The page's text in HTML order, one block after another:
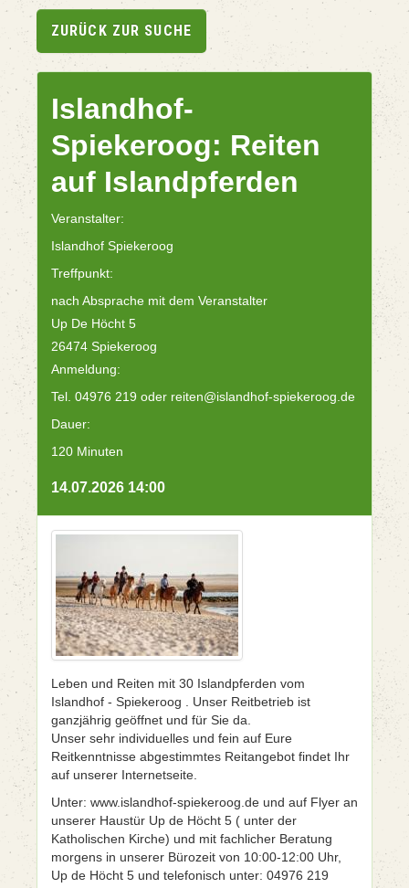
ZURÜCK ZUR SUCHE
Islandhof-
Spiekeroog: Reiten
auf Islandpferden
Veranstalter:
Islandhof Spiekeroog
Treffpunkt:
nach Absprache mit dem Veranstalter
Up De Höcht 5
26474 Spiekeroog
Anmeldung:
Tel. 04976 219 oder reiten@islandhof-spiekeroog.de
Dauer:
120 Minuten
14.07.2026 14:00
Leben und Reiten mit 30 Islandpferden vom
Islandhof - Spiekeroog . Unser Reitbetrieb ist
ganzjährig geöffnet und für Sie da.
Unser sehr individuelles und fein auf Eure
Reitkenntnisse abgestimmtes Reitangebot findet Ihr
auf unserer Internetseite.
Unter: www.islandhof-spiekeroog.de und auf Flyer an
unserer Haustür Up de Höcht 5 ( unter der
Katholischen Kirche) und mit fachlicher Beratung
morgens in unserer Bürozeit von 10:00-12:00 Uhr,
Up de Höcht 5 und telefonisch unter: 04976 219